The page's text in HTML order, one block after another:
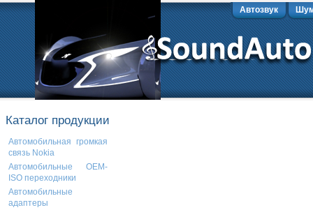
Автозвук
Каталог продукции
Автомобильная громкая
связь Nokia
Автомобильные OEM-
ISO переходники
Автомобильные
адаптеры